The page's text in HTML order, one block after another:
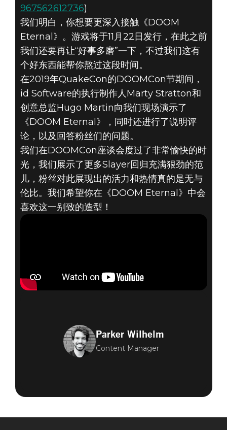
参加我们的
《DOOM
ETERNAL》游戏
体验座谈会，深
入探讨DOOM
967562612736)
我们明白，你想要更深入接触《DOOM
Eternal》。游戏将于11月22日发行，在此之前
我们还要再让“好事多磨”一下，不过我们这有
个好东西能帮你熬过这段时间。
在2019年QuakeCon的DOOMCon节期间，
id Software的执行制作人Marty Stratton和
创意总监Hugo Martin向我们现场演示了
《DOOM Eternal》，同时还进行了说明评
论，以及回答粉丝们的问题。
我们在DOOMCon座谈会度过了非常愉快的时
光，我们展示了更多Slayer回归充满狠劲的范
儿，粉丝对此展现出的活力和热情真的是无与
伦比。我们希望你在《DOOM Eternal》中会
喜欢这一别致的造型！
Parker Wilhelm
Content Manager